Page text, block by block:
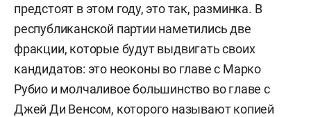
предстоят в этом году, это так, разминка. В
республиканской партии наметились две
фракции, которые будут выдвигать своих
кандидатов: это неоконы во главе с Марко
Рубио и молчаливое большинство во главе с
Джей Ди Венсом, которого называют копией